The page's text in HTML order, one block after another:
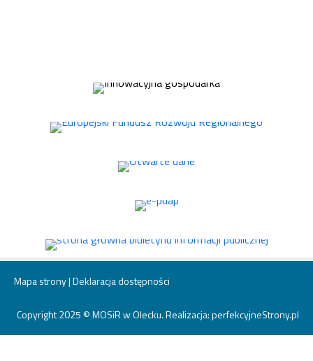
Mapa strony|Deklaracja dostępności
Copyright 2025 © MOSiR w Olecku. Realizacja:perfekcyjneStrony.pl